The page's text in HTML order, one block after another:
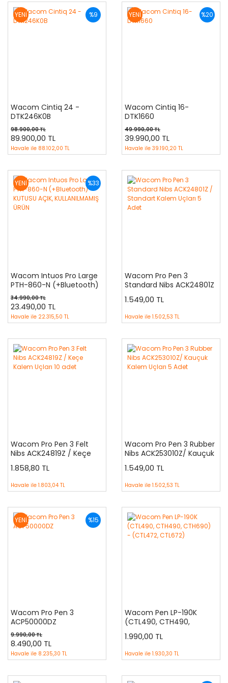
%9
YENİ
Wacom Cintiq 24 -
DTK246K0B
98.900,00 TL
89.900,00 TL
Havale ile 88.102,00 TL
%20
YENİ
Wacom Cintiq 16-
DTK1660
49.990,00 TL
39.990,00 TL
Havale ile 39.190,20 TL
%33
YENİ
Wacom Intuos Pro Large
PTH-860-N (+Bluetooth)
KUTUSU AÇIK,
KULLANILMAMIŞ ÜRÜN
34.990,00 TL
23.490,00 TL
Havale ile 22.315,50 TL
Wacom Pro Pen 3
Standard Nibs ACK24801Z
Adet
1.549,00 TL
Havale ile 1.502,53 TL
Wacom Pro Pen 3 Felt
Nibs ACK24819Z / Keçe
1.858,80 TL
Havale ile 1.803,04 TL
Wacom Pro Pen 3 Rubber
Nibs ACK253010Z/ Kauçuk
1.549,00 TL
Havale ile 1.502,53 TL
%15
YENİ
Wacom Pro Pen 3
ACP50000DZ
9.990,00 TL
8.490,00 TL
Havale ile 8.235,30 TL
Wacom Pen LP-190K
(CTL490, CTH490,
CTL672)
1.990,00 TL
Havale ile 1.930,30 TL